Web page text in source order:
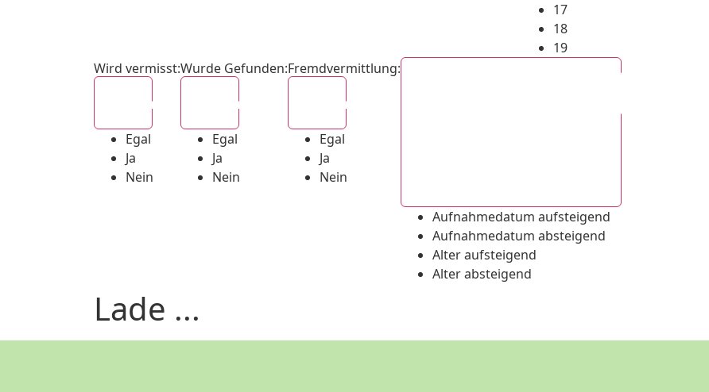
17
18
19
Wird vermisst:
Egal
Ja
Nein
Wurde Gefunden:
Egal
Ja
Nein
Fremdvermittlung:
Egal
Ja
Nein
Aufnahmedatum aufsteigend
Aufnahmedatum absteigend
Alter aufsteigend
Alter absteigend
Lade ...